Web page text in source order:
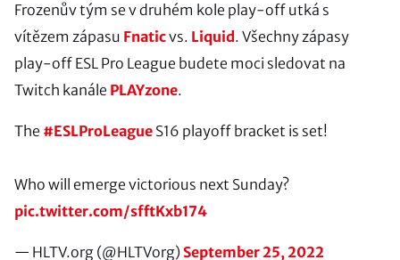
Frozenův tým se v druhém kole play-off utká s
vítězem zápasu Fnaticvs. Liquid . Všechny zápasy
play-off ESL Pro League budete moci sledovat na
Twitch kanále PLAYzone.
The #ESLProLeague S16 playoff bracket is set!
Who will emerge victorious next Sunday?
pic.twitter.com/sfftKxb174
— HLTV.org (@HLTVorg) September 25, 2022